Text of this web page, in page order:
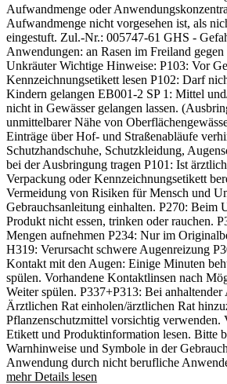
Aufwandmenge oder
Aufwandmenge nicht vorgesehen ist, als
eingestuft. Zul.-Nr.: 005747-61 GHS -
Anwendungen: an Rasen im Freiland
Unkräuter Wichtige Hinweise: P103: Vor
Kennzeichnungsetikett lesen P102: Darf
Kindern gelangen EB001-2 SP 1: Mittel
nicht in Gewässer gelangen lassen.
unmittelbarer Nähe von
Einträge über Hof- und Straßenabläufe
Schutzhandschuhe, Schutzkleidung,
bei der Ausbringung tragen P101: Ist
Verpackung oder Kennzeichnungsetikett
Vermeidung von Risiken für Mensch und
Gebrauchsanleitung einhalten. P270: Beim
Produkt nicht essen, trinken oder rauchen.
Mengen aufnehmen P234: Nur im
H319: Verursacht schwere Augenreizung
Kontakt mit den Augen: Einige Minuten
spülen. Vorhandene Kontaktlinsen nach
Weiter spülen. P337+P313: Bei anhaltender
Ärztlichen Rat einholen/ärztlichen Rat
Pflanzenschutzmittel vorsichtig verwenden.
Etikett und Produktinformation lesen. Bitte
Warnhinweise und Symbole in der
Anwendung durch nicht berufliche
mehr Details lesen